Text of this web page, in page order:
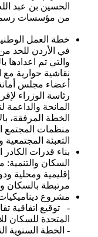
الحسين بن عبد
من مؤسسات
خطة العمل
في الأردن للحد
والتي تم
نقاشية حوارية مع
أعضاء مجلس
رئاسة الوزراء
المانحة
الخطة المرفقة،
منظمات المجتمع
التعبئة
بناء قدرات
السكان
إقليمية ومحلية
مرتبطة بالسكان
مشروع
- توقيع اتفاقية
المتحدة للسكان للأعوام
- الخطة السنوية